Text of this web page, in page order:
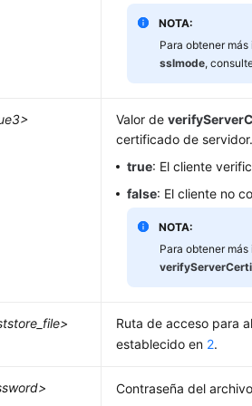
NOTA:
Para obtener
sslmode,
Valor de
certificado de
true: El cliente
false: El cliente no
NOTA:
Para obtener
Ruta de acceso para
establecido en 2.
Contraseña del